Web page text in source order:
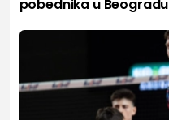
pobednika u Beogradu